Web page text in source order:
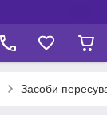
Засоби